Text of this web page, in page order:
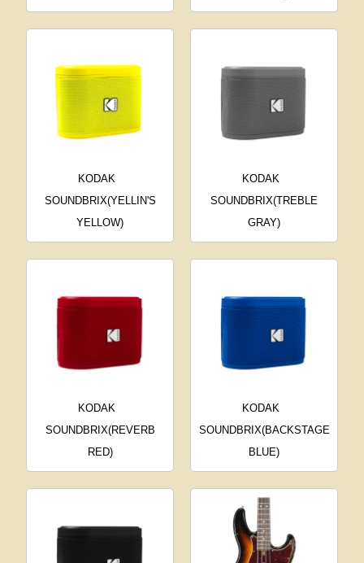
KODAK
SOUNDBRIX(YELLIN'S
YELLOW)
KODAK
SOUNDBRIX(TREBLE
GRAY)
KODAK
SOUNDBRIX(REVERB
RED)
KODAK
SOUNDBRIX(BACKSTAGE
BLUE)